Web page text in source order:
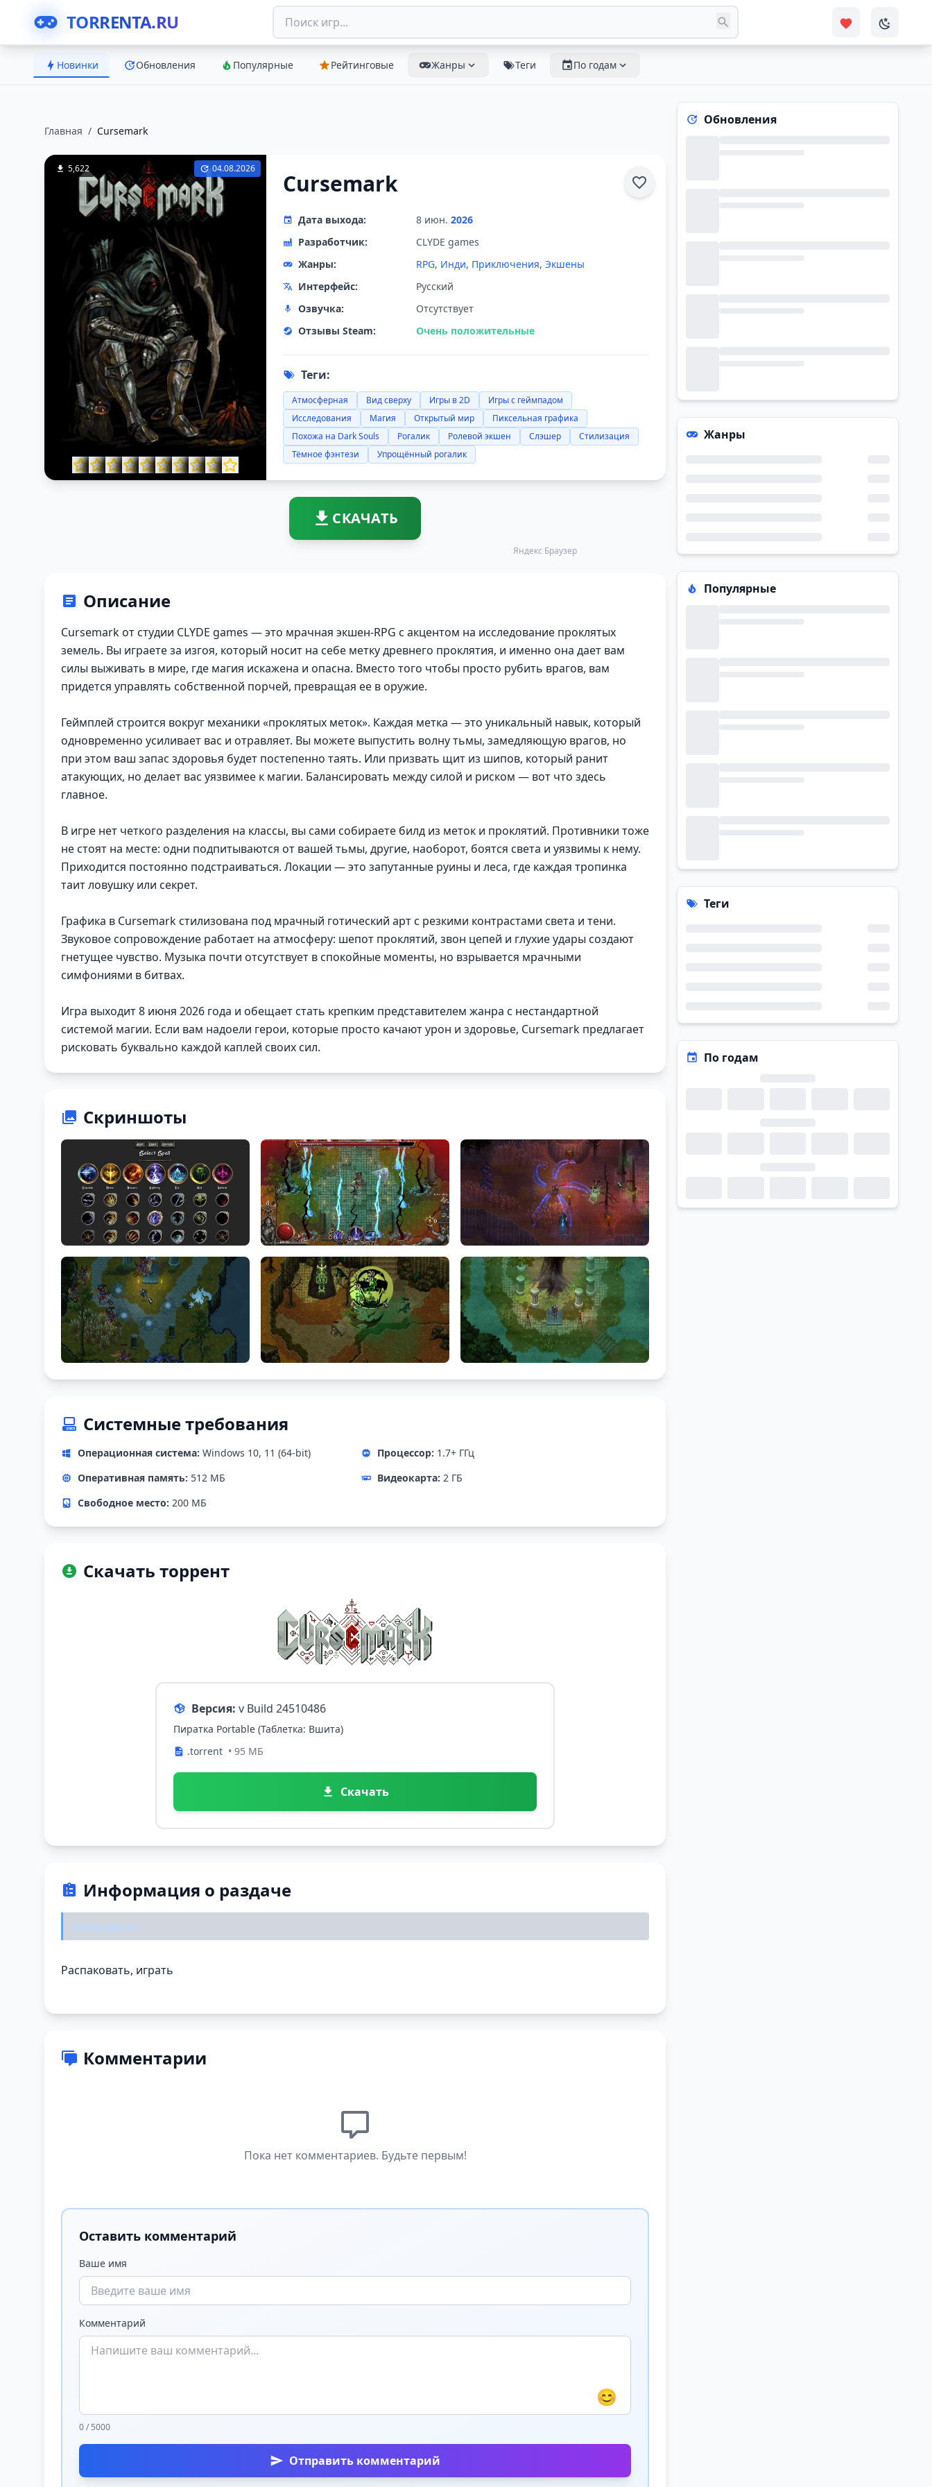
TORRENTA.RU
Новинки Обновления Популярные Рейтинговые Жанры Теги По годам
Главная / Cursemark
5,622 04.08.2026
Cursemark
Дата выхода: 8 июн. 2026
Разработчик:
CLYDE games
Жанры:
RPG, Инди, Приключения, Экшены
Интерфейс:
Русский
Озвучка:
Отсутствует
Отзывы Steam:
Очень положительные
Теги:
Атмосферная Вид сверху Игры в 2D
Игры с геймпадом
Исследования
Магия Открытый мир
Пиксельная графика
Похожа на Dark Souls
Рогалик Ролевой экшен Слэшер
Стилизация
Тёмное фэнтези
Упрощённый рогалик
СКАЧАТЬ
Яндекс Браузер
Описание
Cursemark от студии CLYDE games — это мрачная экшен-RPG с акцентом на исследование проклятых
земель. Вы играете за изгоя, который носит на себе метку древнего проклятия, и именно она дает вам
силы выживать в мире, где магия искажена и опасна. Вместо того чтобы просто рубить врагов, вам
придется управлять собственной порчей, превращая ее в оружие.
Геймплей строится вокруг механики «проклятых меток». Каждая метка — это уникальный навык, который
одновременно усиливает вас и отравляет. Вы можете выпустить волну тьмы, замедляющую врагов, но
при этом ваш запас здоровья будет постепенно таять. Или призвать щит из шипов, который ранит
атакующих, но делает вас уязвимее к магии. Балансировать между силой и риском — вот что здесь
главное.
В игре нет четкого разделения на классы, вы сами собираете билд из меток и проклятий. Противники тоже
не стоят на месте: одни подпитываются от вашей тьмы, другие, наоборот, боятся света и уязвимы к нему.
Приходится постоянно подстраиваться. Локации — это запутанные руины и леса, где каждая тропинка
таит ловушку или секрет.
Графика в Cursemark стилизована под мрачный готический арт с резкими контрастами света и тени.
Звуковое сопровождение работает на атмосферу: шепот проклятий, звон цепей и глухие удары создают
гнетущее чувство. Музыка почти отсутствует в спокойные моменты, но взрывается мрачными
симфониями в битвах.
Игра выходит 8 июня 2026 года и обещает стать крепким представителем жанра с нестандартной
системой магии. Если вам надоели герои, которые просто качают урон и здоровье, Cursemark предлагает
рисковать буквально каждой каплей своих сил.
Скриншоты
Системные требования
Операционная система: Windows 10, 11 (64-bit) Процессор: 1.7+ ГГц
Оперативная память: 512 МБ Видеокарта: 2 ГБ
Свободное место: 200 МБ
Скачать торрент
Версия: v Build 24510486
Пиратка Portable (Таблетка: Вшита)
.torrent • 95 МБ
Скачать
Информация о раздаче
Установка:
Распаковать, играть
Комментарии
Пока нет комментариев. Будьте первым!
Оставить комментарий
Ваше имя
Комментарий
😊
0 / 5000
Отправить комментарий
Обновления
Жанры
Популярные
Теги
По годам